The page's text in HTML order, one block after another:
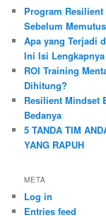
Program
Sebelum
Apa yang Terjadi
Ini Isi Lengkapnya
ROI Training
Dihitung?
Resilient Mindset
Bedanya
5 TANDA TIM
YANG RAPUH
META
Log in
Entries feed